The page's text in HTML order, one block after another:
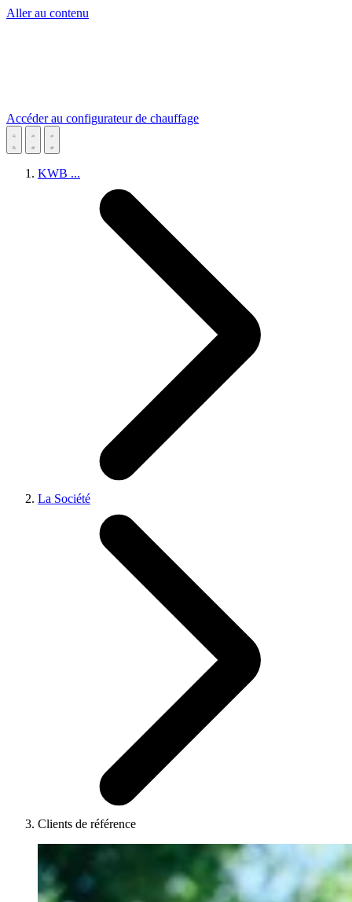
Aller au contenu
Accéder au configurateur de chauffage
KWB ...
La Société
Clients de référence